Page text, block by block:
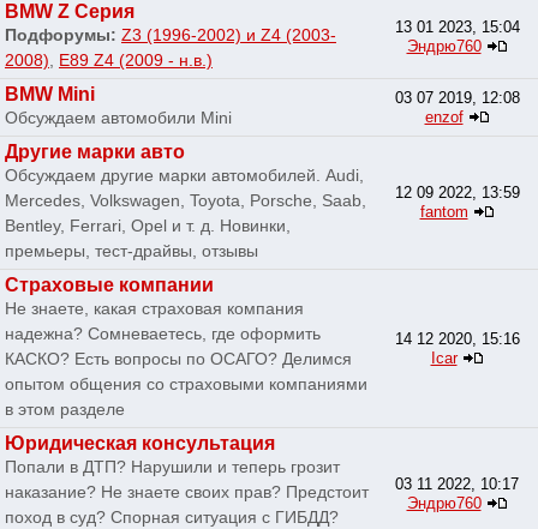
BMW Z Серия
Подфорумы: Z3 (1996-2002) и Z4 (2003-
2008), E89 Z4 (2009 - н.в.)
13 01 2023, 15:04
Эндрю760
BMW Mini
Обсуждаем автомобили Mini
03 07 2019, 12:08
enzof
Другие марки авто
Обсуждаем другие марки автомобилей. Audi,
Mercedes, Volkswagen, Toyota, Porsche, Saab,
Bentley, Ferrari, Opel и т. д. Новинки,
премьеры, тест-драйвы, отзывы
12 09 2022, 13:59
fantom
Страховые компании
Не знаете, какая страховая компания
надежна? Сомневаетесь, где оформить
КАСКО? Есть вопросы по ОСАГО? Делимся
опытом общения со страховыми компаниями
в этом разделе
14 12 2020, 15:16
Icar
Юридическая консультация
Попали в ДТП? Нарушили и теперь грозит
наказание? Не знаете своих прав? Предстоит
поход в суд? Спорная ситуация с ГИБДД?
03 11 2022, 10:17
Эндрю760